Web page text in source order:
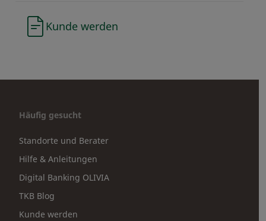
Kunde werden
Häufig gesucht
Standorte und Berater
Hilfe & Anleitungen
Digital Banking OLIVIA
TKB Blog
Kunde werden